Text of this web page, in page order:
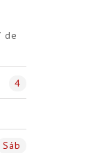
de
4
Sáb